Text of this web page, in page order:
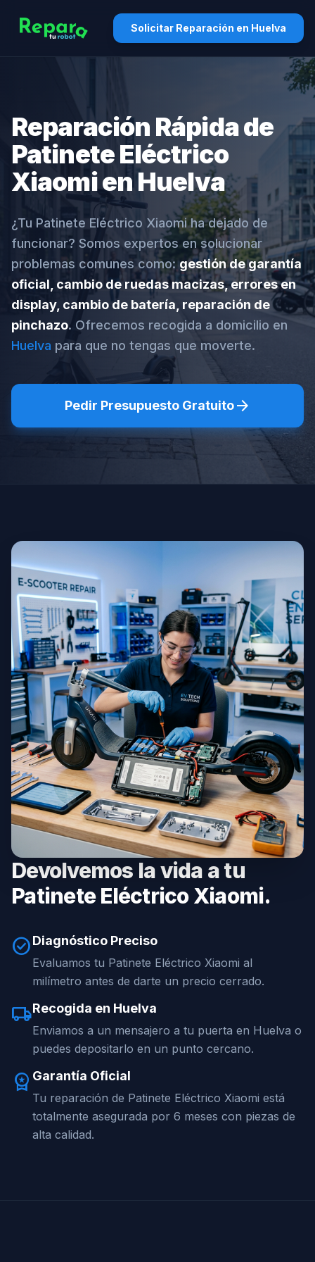
Solicitar Reparación en Huelva
Reparación Rápida de
Patinete Eléctrico
Xiaomi en Huelva
¿Tu Patinete Eléctrico Xiaomi ha dejado de
funcionar? Somos expertos en solucionar
problemas comunes como:gestión de garantía
oficial, cambio de ruedas macizas, errores en
display, cambio de batería, reparación de
pinchazo. Ofrecemos recogida a domicilio en
Huelva para que no tengas que moverte.
Pedir Presupuesto Gratuitoarrow_forward
Devolvemos la vida a tu
Patinete Eléctrico Xiaomi.
check_circleDiagnóstico Preciso
Evaluamos tu Patinete Eléctrico Xiaomi al
milímetro antes de darte un precio cerrado.
local_shippingRecogida en Huelva
Enviamos a un mensajero a tu puerta en Huelva o
puedes depositarlo en un punto cercano.
workspace_premium Garantía Oficial
Tu reparación de Patinete Eléctrico Xiaomi está
totalmente asegurada por 6 meses con piezas de
alta calidad.